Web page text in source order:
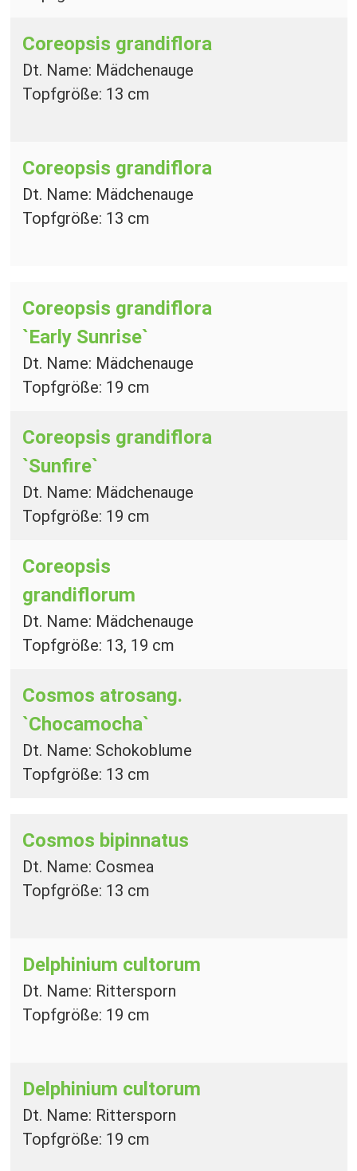
Coreopsis grandiflora
Dt. Name: Mädchenauge
Topfgröße: 13 cm
Coreopsis grandiflora
Dt. Name: Mädchenauge
Topfgröße: 13 cm
Coreopsis grandiflora
`Early Sunrise`
Dt. Name: Mädchenauge
Topfgröße: 19 cm
Coreopsis grandiflora
`Sunfire`
Dt. Name: Mädchenauge
Topfgröße: 19 cm
Coreopsis
grandiflorum
Dt. Name: Mädchenauge
Topfgröße: 13, 19 cm
Cosmos atrosang.
`Chocamocha`
Dt. Name: Schokoblume
Topfgröße: 13 cm
Cosmos bipinnatus
Dt. Name: Cosmea
Topfgröße: 13 cm
Delphinium cultorum
Dt. Name: Rittersporn
Topfgröße: 19 cm
Delphinium cultorum
Dt. Name: Rittersporn
Topfgröße: 19 cm